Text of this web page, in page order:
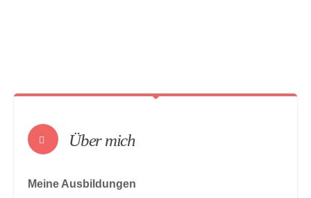
Über mich
Meine Ausbildungen